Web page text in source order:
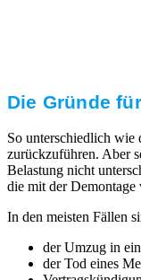
Die Gründe
So unterschiedlich wie
zurückzuführen. Aber
Belastung nicht
die mit der Demontage
In den meisten Fällen
der Umzug in
der Tod eines